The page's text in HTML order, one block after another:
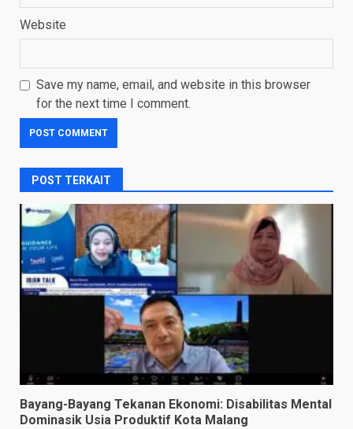
Website
Save my name, email, and website in this browser
for the next time I comment.
POST TERKAIT
Bayang-Bayang Tekanan Ekonomi: Disabilitas Mental
Dominasik Usia Produktif Kota Malang